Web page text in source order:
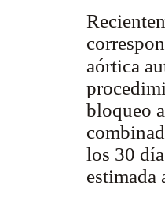
aórtica
bloqueo
los 30
estimada